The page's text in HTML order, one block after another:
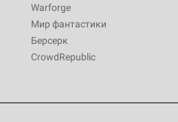
Warforge
Мир фантастики
Берсерк
CrowdRepublic